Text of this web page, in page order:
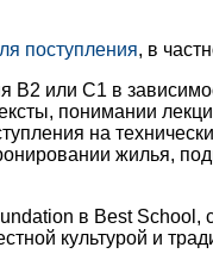
поступления, в
B2 или С1 в
понимании
на
жилья,
в Best School,
культурой и